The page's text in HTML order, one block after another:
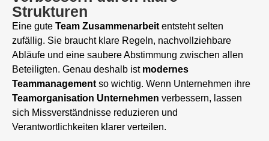
Strukturen
Eine gute Team Zusammenarbeitentsteht selten
zufällig. Sie braucht klare Regeln, nachvollziehbare
Abläufe und eine saubere Abstimmung zwischen allen
Beteiligten. Genau deshalb ist modernes
Teammanagementso wichtig. Wenn Unternehmen ihre
Teamorganisation Unternehmen verbessern, lassen
sich Missverständnisse reduzieren und
Verantwortlichkeiten klarer verteilen.